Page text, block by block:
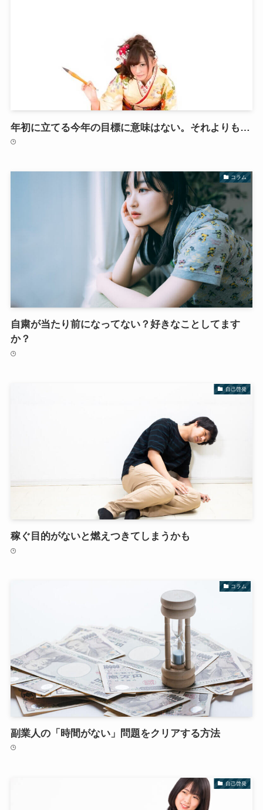
年初に立てる今年の目標に意味はない。それよりも…
コラム
自粛が当たり前になってない？好きなことしてます
か？
自己啓発
稼ぐ目的がないと燃えつきてしまうかも
コラム
副業人の「時間がない」問題をクリアする方法
自己啓発